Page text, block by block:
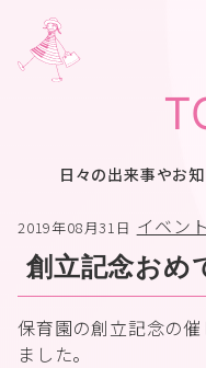
日々の出来事やお
2019年08月31日 イベント
創立記念おめ
保育園の創立記念の
ました。